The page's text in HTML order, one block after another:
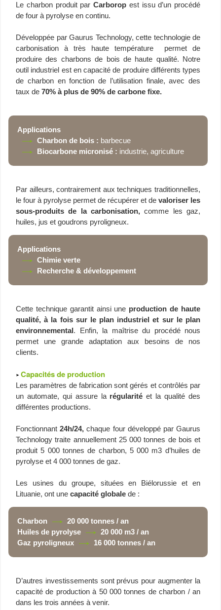
Le charbon produit par Carborop est issu d’un procédé
de four à pyrolyse en continu.
Développée par Gaurus Technology, cette technologie de
carbonisation à très haute température permet de
produire des charbons de bois de haute qualité. Notre
outil industriel est en capacité de produire différents types
de charbon en fonction de l’utilisation finale, avec des
taux de 70% à plus de 90% de carbone fixe.
Applications
Charbon de bois : barbecue
Biocarbone micronisé : industrie, agriculture
Par ailleurs, contrairement aux techniques traditionnelles,
le four à pyrolyse permet de récupérer et de valoriser les
sous-produits de la carbonisation, comme les gaz,
huiles, jus et goudrons pyroligneux.
Applications
Chimie verte
Recherche & développement
Cette technique garantit ainsi une production de haute
qualité, à la fois sur le plan industriel et sur le plan
environnemental. Enfin, la maîtrise du procédé nous
permet une grande adaptation aux besoins de nos
clients.
Capacités de production
Les paramètres de fabrication sont gérés et contrôlés par
un automate, qui assure la régularité et la qualité des
différentes productions.
Fonctionnant24h/24, chaque four développé par Gaurus
Technology traite annuellement 25 000 tonnes de bois et
produit 5 000 tonnes de charbon, 5 000 m3 d’huiles de
pyrolyse et 4 000 tonnes de gaz.
Les usines du groupe, situées en Biélorussie et en
Lituanie, ont une capacité globale de :
Charbon
20 000 tonnes / an
Huiles de pyrolyse
20 000 m3 / an
Gaz pyroligneux
16 000 tonnes / an
D’autres investissements sont prévus pour augmenter la
capacité de production à 50 000 tonnes de charbon / an
dans les trois années à venir.